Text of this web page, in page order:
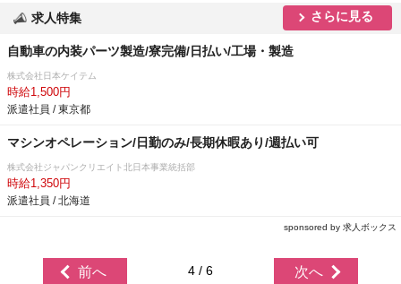
求人特集 さらに見る
自動車の内装パーツ製造/寮完備/日払い/工場・製造
株式会社日本ケイテム
時給1,500円
派遣社員 / 東京都
マシンオペレーション/日勤のみ/長期休暇あり/週払い可
株式会社ジャパンクリエイト北日本事業統括部
時給1,350円
派遣社員 / 北海道
sponsored by 求人ボックス
前へ 4 / 6 次へ